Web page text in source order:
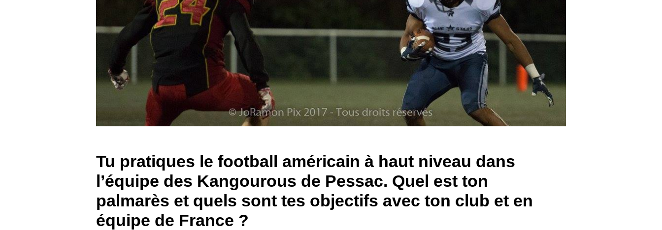
Tu pratiques le football américain à haut niveau dans
l’équipe des Kangourous de Pessac. Quel est ton
palmarès et quels sont tes objectifs avec ton club et en
équipe de France ?